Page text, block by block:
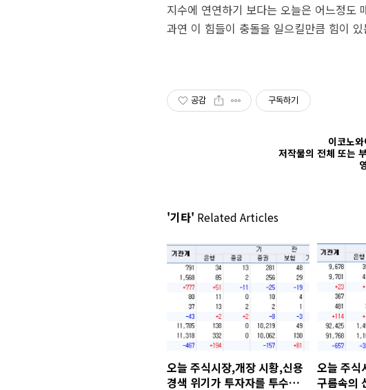
지수에 연연하기 보다는 오늘은 어느정도
과연 이 힘들이 충돌을 일으킬만큼 힘이
공감 구독하기
이코노
저작물의 전체 또는
'기타' Related Articles
오늘 주식시장,개장 시황,신용
경색 위기가 투자자를 투수로
오늘 주식
구름속의